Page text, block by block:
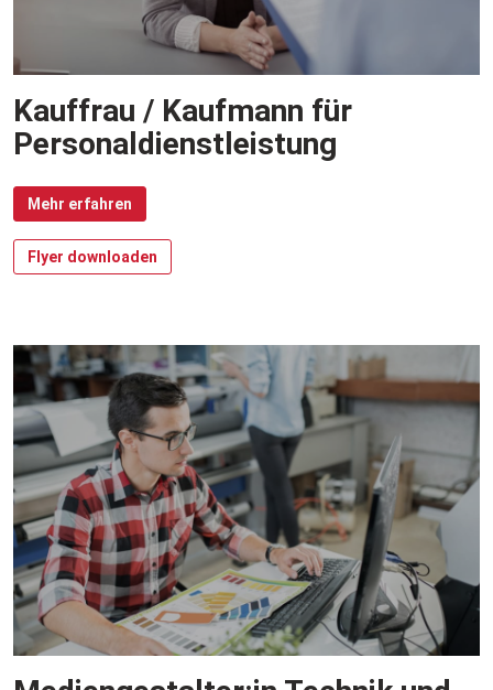
Kauffrau / Kaufmann für
Personaldienstleistung
Mehr erfahren
Flyer downloaden